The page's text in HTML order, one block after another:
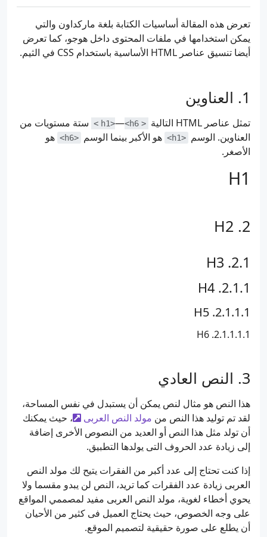
تعرض هذه المقالة أساسيات الكتابة بلغة ماركداون والتي
يمكن استخدامها في ملفات المحتوى داخل هوجو، كما تعرض
أيضا تنسيق عناصر HTML الأساسية باستخدام CSS في الثيم.
العناوين
تمثل عناصر HTML التالية <h1>
—<h6>
ستة مستويات من
العناوين. الوسم <h1> هو اﻷكبر بينما الوسم <h6>
هو
الأصغر.
H1
H2
H3
H4
H5
H6
النص العادي
هذا النص هو مثال لنص يمكن أن يستبدل في نفس المساحة،
لقد تم توليد هذا النص من مولد النص العربى
، حيث يمكنك
أن تولد مثل هذا النص أو العديد من النصوص الأخرى إضافة
إلى زيادة عدد الحروف التى يولدها التطبيق.
إذا كنت تحتاج إلى عدد أكبر من الفقرات يتيح لك مولد النص
العربى زيادة عدد الفقرات كما تريد، النص لن يبدو مقسما ولا
يحوي أخطاء لغوية، مولد النص العربى مفيد لمصممي المواقع
على وجه الخصوص، حيث يحتاج العميل فى كثير من الأحيان
أن يطلع على صورة حقيقية لتصميم الموقع.